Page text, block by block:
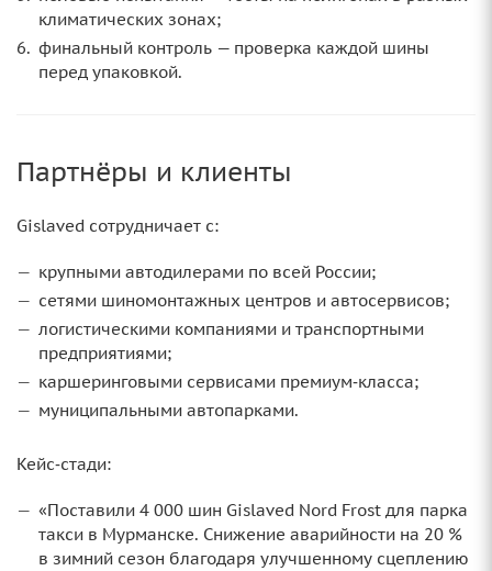
климатических зонах;
финальный контроль — проверка каждой шины
перед упаковкой.
Партнёры и клиенты
Gislaved сотрудничает с:
крупными автодилерами по всей России;
сетями шиномонтажных центров и автосервисов;
логистическими компаниями и транспортными
предприятиями;
каршеринговыми сервисами премиум‑класса;
муниципальными автопарками.
Кейс‑стади:
«Поставили 4 000 шин Gislaved Nord Frost для парка
такси в Мурманске. Снижение аварийности на 20 %
в зимний сезон благодаря улучшенному сцеплению